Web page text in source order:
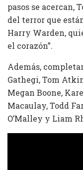
pasos se acercan,
del terror que
Harry Warden,
el corazón”.
Además,
Gathegi, Tom
Megan Boone,
Macaulay, Todd
O’Malley y Liam